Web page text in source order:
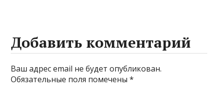
Добавить комментарий
Ваш адрес email не будет опубликован.
Обязательные поля помечены*